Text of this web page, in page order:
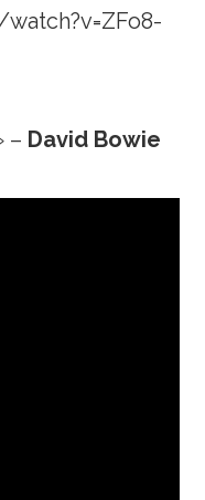
– David Bowie